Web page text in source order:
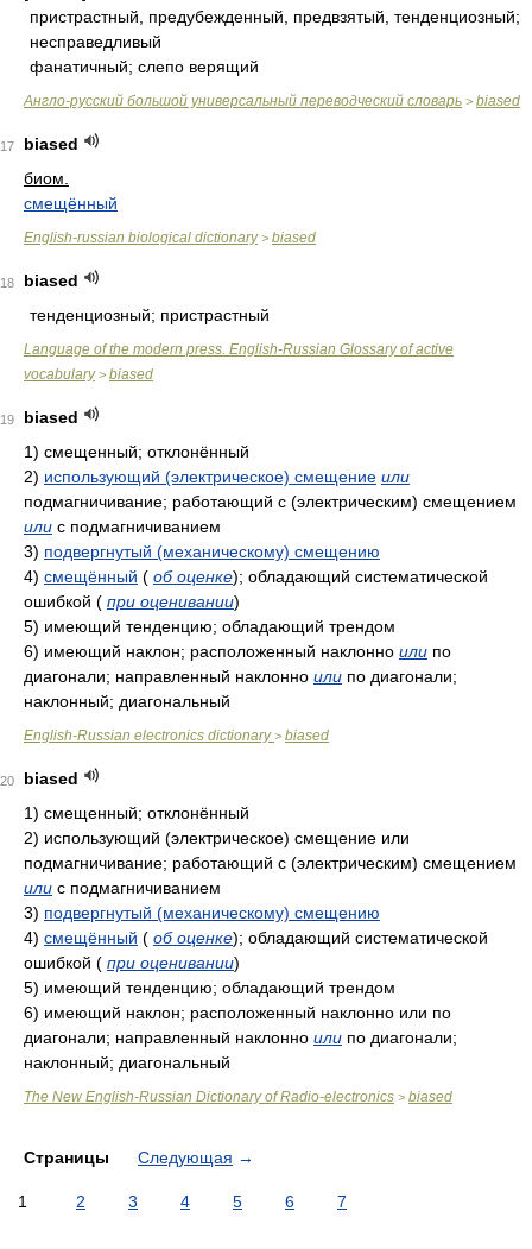
пристрастный, предубежденный, предвзятый, тенденциозный;
несправедливый
фанатичный; слепо верящий
Англо-русский большой универсальный переводческий словарь > biased
17
biased
биом.
смещённый
English-russian biological dictionary> biased
18
biased
тенденциозный; пристрастный
Language of the modern press. English-Russian Glossary of active
vocabulary> biased
19
biased
1) смещенный; отклонённый
2) использующий (электрическое) смещение или
подмагничивание; работающий с (электрическим) смещением
или с подмагничиванием
3) подвергнутый (механическому) смещению
4) смещённый ( об оценке); обладающий систематической
ошибкой ( при оценивании)
5) имеющий тенденцию; обладающий трендом
6) имеющий наклон; расположенный наклонно или по
диагонали; направленный наклонно или по диагонали;
наклонный; диагональный
English-Russian electronics dictionary> biased
20
biased
1) смещенный; отклонённый
2) использующий (электрическое) смещение или
подмагничивание; работающий с (электрическим) смещением
или с подмагничиванием
3) подвергнутый (механическому) смещению
4) смещённый ( об оценке); обладающий систематической
ошибкой ( при оценивании)
5) имеющий тенденцию; обладающий трендом
6) имеющий наклон; расположенный наклонно или по
диагонали; направленный наклонно или по диагонали;
наклонный; диагональный
The New English-Russian Dictionary of Radio-electronics > biased
Страницы Следующая →
1 2 3 4 5 6 7